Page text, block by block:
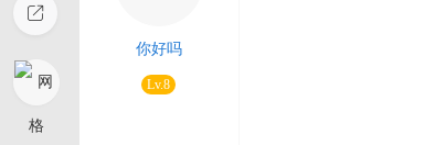
你好吗
Lv.8